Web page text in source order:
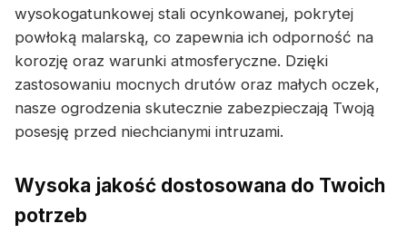
wysokogatunkowej stali ocynkowanej, pokrytej
powłoką malarską, co zapewnia ich odporność na
korozję oraz warunki atmosferyczne. Dzięki
zastosowaniu mocnych drutów oraz małych oczek,
nasze ogrodzenia skutecznie zabezpieczają Twoją
posesję przed niechcianymi intruzami.
Wysoka jakość dostosowana do Twoich
potrzeb